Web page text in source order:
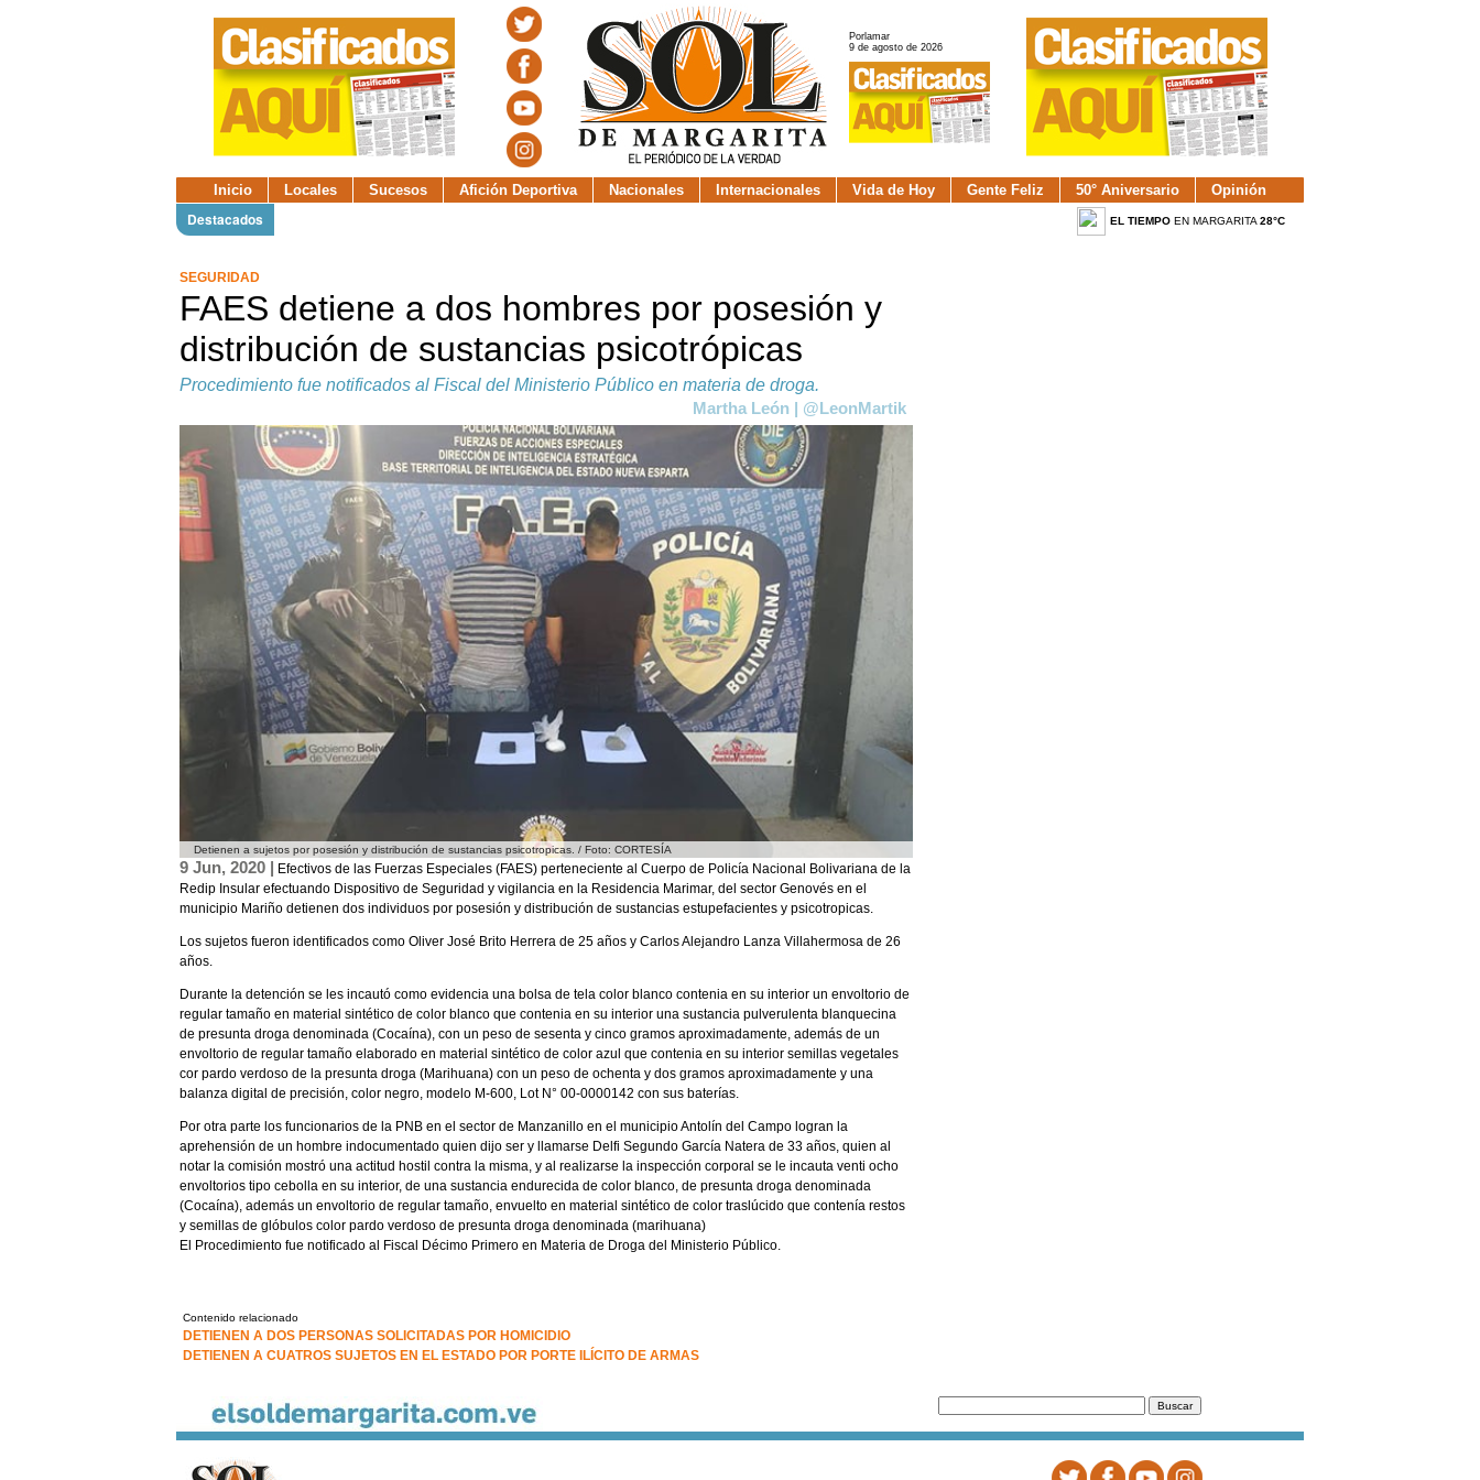
Porlamar
9 de agosto de 2026
Inicio Locales Sucesos Afición Deportiva Nacionales Internacionales Vida de Hoy Gente Feliz 50° Aniversario Opinión
Destacados EL TIEMPOEN MARGARITA 28°C
SEGURIDAD
FAES detiene a dos hombres por posesión y
distribución de sustancias psicotrópicas
Procedimiento fue notificados al Fiscal del Ministerio Público en materia de droga.
Martha León | @LeonMartik
Detienen a sujetos por posesión y distribución de sustancias psicotropicas. / Foto: CORTESÍA
9 Jun, 2020 | Efectivos de las Fuerzas Especiales (FAES) perteneciente al Cuerpo de Policía Nacional Bolivariana de la
Redip Insular efectuando Dispositivo de Seguridad y vigilancia en la Residencia Marimar, del sector Genovés en el
municipio Mariño detienen dos individuos por posesión y distribución de sustancias estupefacientes y psicotropicas.
Los sujetos fueron identificados como Oliver José Brito Herrera de 25 años y Carlos Alejandro Lanza Villahermosa de 26
años.
Durante la detención se les incautó como evidencia una bolsa de tela color blanco contenia en su interior un envoltorio de
regular tamaño en material sintético de color blanco que contenia en su interior una sustancia pulverulenta blanquecina
de presunta droga denominada (Cocaína), con un peso de sesenta y cinco gramos aproximadamente, además de un
envoltorio de regular tamaño elaborado en material sintético de color azul que contenia en su interior semillas vegetales
cor pardo verdoso de la presunta droga (Marihuana) con un peso de ochenta y dos gramos aproximadamente y una
balanza digital de precisión, color negro, modelo M-600, Lot N° 00-0000142 con sus baterías.
Por otra parte los funcionarios de la PNB en el sector de Manzanillo en el municipio Antolín del Campo logran la
aprehensión de un hombre indocumentado quien dijo ser y llamarse Delfi Segundo García Natera de 33 años, quien al
notar la comisión mostró una actitud hostil contra la misma, y al realizarse la inspección corporal se le incauta venti ocho
envoltorios tipo cebolla en su interior, de una sustancia endurecida de color blanco, de presunta droga denominada
(Cocaína), además un envoltorio de regular tamaño, envuelto en material sintético de color traslúcido que contenía restos
y semillas de glóbulos color pardo verdoso de presunta droga denominada (marihuana)
El Procedimiento fue notificado al Fiscal Décimo Primero en Materia de Droga del Ministerio Público.
Contenido relacionado
DETIENEN A DOS PERSONAS SOLICITADAS POR HOMICIDIO
DETIENEN A CUATROS SUJETOS EN EL ESTADO POR PORTE ILÍCITO DE ARMAS